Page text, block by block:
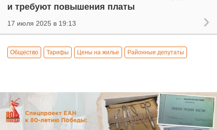
и требуют повышения платы
17 июля 2025 в 19:13
Общество Тарифы Цены на жилье Районные депутаты